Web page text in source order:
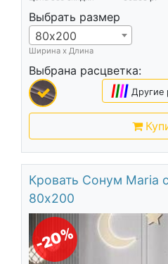
Выбрать размер
80х200
Ширина х Длина
Выбрана расцветка:
|||| Другие
Кровать Сонум Maria
80х200
-20%